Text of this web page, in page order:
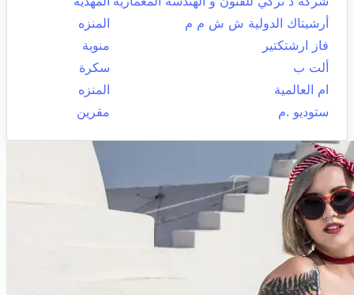
أرشيتاك الدولية ش ش م م
المنزه
فاز ارشتكتير
منوبة
ألت ب
سكرة
ام العالمية
المنزه
ستوديو .م
مقرين